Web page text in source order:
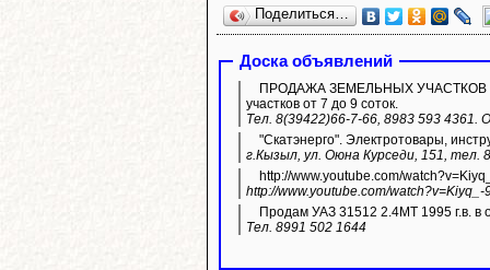
Поделиться…
Доска объявлений
ПРОДАЖА ЗЕМЕЛЬНЫХ УЧАСТКОВ
участков от 7 до 9 соток.
Тел. 8(39422)66-7-66, 8983 593
"Скатэнерго". Электротовары,
г.Кызыл, ул. Оюна Курседи, 151, тел.
http://www.youtube.com/
http://www.youtube.com/watch?v=Kiyq_-
Продам УАЗ 31512 2.4МТ 1995 г.в. в
Тел. 8991 502 1644